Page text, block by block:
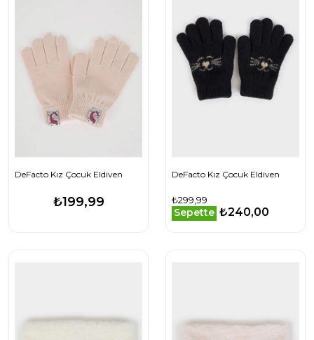
DeFacto Kız Çocuk Eldiven
₺199,99
DeFacto Kız Çocuk Eldiven
₺299,99
Sepette ₺240,00